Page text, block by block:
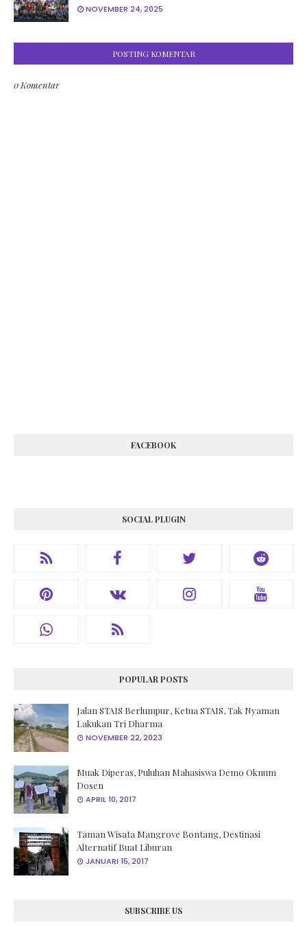
NOVEMBER 24, 2025
POSTING KOMENTAR
0 Komentar
FACEBOOK
SOCIAL PLUGIN
POPULAR POSTS
Jalan STAIS Berlumpur, Ketua STAIS, Tak Nyaman
Lakukan Tri Dharma
NOVEMBER 22, 2023
Muak Diperas, Puluhan Mahasiswa Demo Oknum
Dosen
APRIL 10, 2017
Taman Wisata Mangrove Bontang, Destinasi
Alternatif Buat Liburan
JANUARI 15, 2017
SUBSCRIBE US